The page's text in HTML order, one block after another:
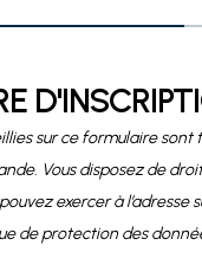
sur ce formulaire sont
Vous disposez de
exercer à l’adresse
de protection des